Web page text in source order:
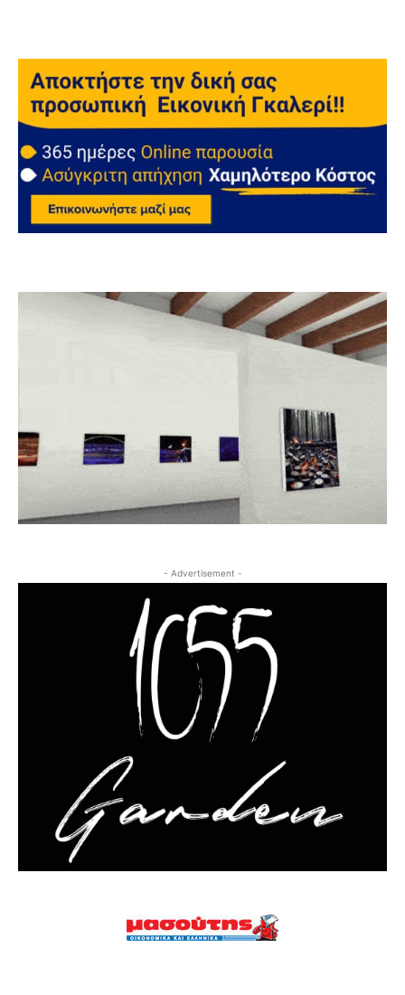
- Advertisement -